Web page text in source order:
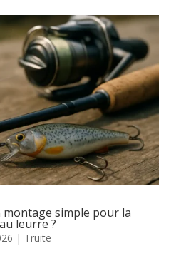
simple pour la
leurre ?
| Truite